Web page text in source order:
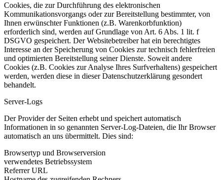
Cookies, die zur Durchführung des elektronischen
Kommunikationsvorgangs oder zur Bereitstellung bestimmter, von
Ihnen erwünschter Funktionen (z.B. Warenkorbfunktion)
erforderlich sind, werden auf Grundlage von Art. 6 Abs. 1 lit. f
DSGVO gespeichert. Der Websitebetreiber hat ein berechtigtes
Interesse an der Speicherung von Cookies zur technisch fehlerfreien
und optimierten Bereitstellung seiner Dienste. Soweit andere
Cookies (z.B. Cookies zur Analyse Ihres Surfverhaltens) gespeichert
werden, werden diese in dieser Datenschutzerklärung gesondert
behandelt.
Server-Logs
Der Provider der Seiten erhebt und speichert automatisch
Informationen in so genannten Server-Log-Dateien, die Ihr Browser
automatisch an uns übermittelt. Dies sind:
Browsertyp und Browserversion
verwendetes Betriebssystem
Referrer URL